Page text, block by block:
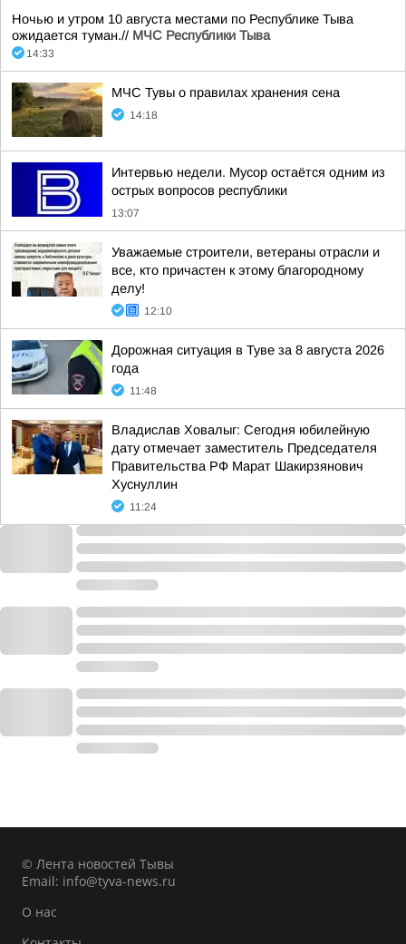
Ночью и утром 10 августа местами по Республике Тыва
ожидается туман.// МЧС Республики Тыва
14:33
МЧС Тувы о правилах хранения сена
14:18
Интервью недели. Мусор остаётся одним из
острых вопросов республики
13:07
Уважаемые строители, ветераны отрасли и
все, кто причастен к этому благородному
делу!
12:10
Дорожная ситуация в Туве за 8 августа 2026
года
11:48
Владислав Ховалыг: Сегодня юбилейную
дату отмечает заместитель Председателя
Правительства РФ Марат Шакирзянович
Хуснуллин
11:24
© Лента новостей Тывы
Email: info@tyva-news.ru
О нас